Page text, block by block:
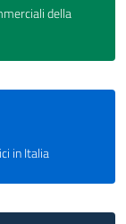
della
in Italia